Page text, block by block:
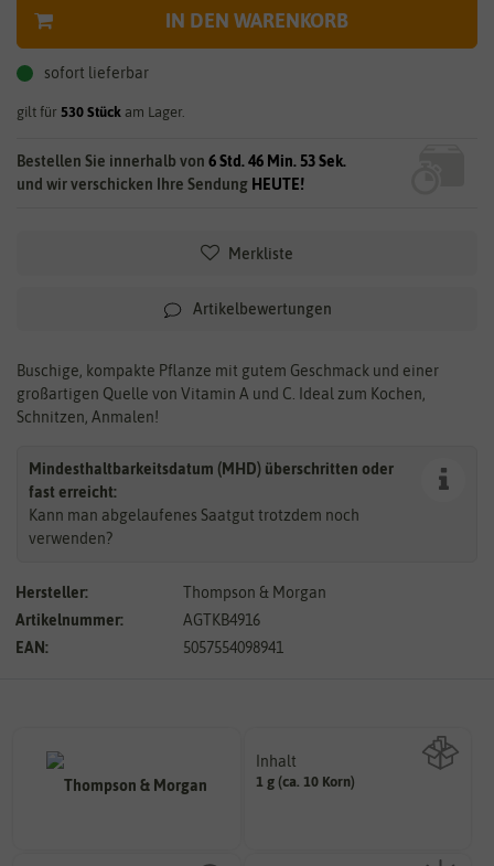
IN DEN WARENKORB
sofort lieferbar
gilt für 530 Stück am Lager.
Bestellen Sie innerhalb von 6 Std. 46 Min. 53 Sek.
und wir verschicken Ihre Sendung HEUTE!
Merkliste
Artikelbewertungen
Buschige, kompakte Pflanze mit gutem Geschmack und einer
großartigen Quelle von Vitamin A und C. Ideal zum Kochen,
Schnitzen, Anmalen!
Mindesthaltbarkeitsdatum (MHD) überschritten oder
fast erreicht:
Kann man abgelaufenes Saatgut trotzdem noch
verwenden?
Hersteller:
Thompson & Morgan
Artikelnummer:
AGTKB4916
EAN:
5057554098941
Inhalt
1 g (ca. 10 Korn)
Wie viel ist enthalten